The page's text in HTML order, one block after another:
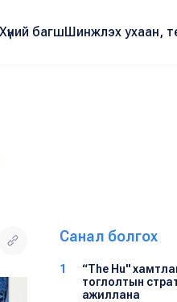
багшШинжлэх ухаан,
Санал болгох
1
“The Hu"
тоглолтын
ажиллана